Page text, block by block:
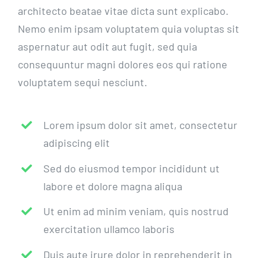
architecto beatae vitae dicta sunt explicabo.
Nemo enim ipsam voluptatem quia voluptas sit
aspernatur aut odit aut fugit, sed quia
consequuntur magni dolores eos qui ratione
voluptatem sequi nesciunt.
Lorem ipsum dolor sit amet, consectetur
adipiscing elit
Sed do eiusmod tempor incididunt ut
labore et dolore magna aliqua
Ut enim ad minim veniam, quis nostrud
exercitation ullamco laboris
Duis aute irure dolor in reprehenderit in